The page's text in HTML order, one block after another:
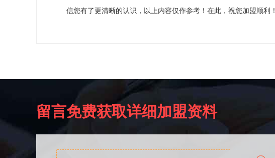
信您有了更清晰的认识，以上内容仅作参考！在此，祝您加盟顺利！
留言免费获取详细加盟资料